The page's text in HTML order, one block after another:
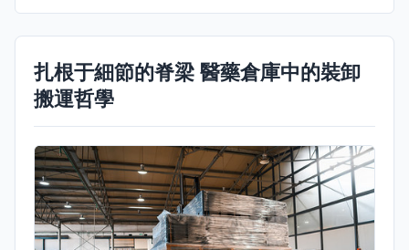
扎根于細節的脊梁 醫藥倉庫中的裝卸
搬運哲學